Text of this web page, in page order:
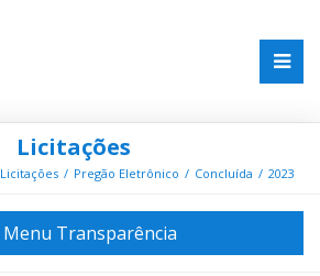
Licitações
Licitações Pregão Eletrônico Concluída 2023
Menu Transparência